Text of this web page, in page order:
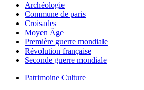
Archéologie
Commune de paris
Croisades
Moyen Âge
Première guerre mondiale
Révolution française
Seconde guerre mondiale
Patrimoine Culture